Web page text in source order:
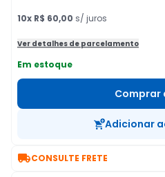
10x R$ 60,00 s/ juros
Ver detalhes de parcelamento
Em estoque
Comprar
Adicionar
CONSULTE FRETE